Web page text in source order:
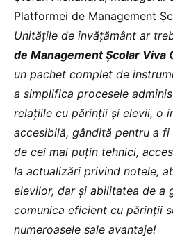
Platformei de Management
Unitățile de învățământ ar
de Management Școlar Viva
un pachet complet de
a simplifica procesele
relațiile cu părinții și elevii, o
accesibilă, gândită pentru a
de cei mai puțin tehnici,
la actualizări privind notele,
elevilor, dar și abilitatea de a
comunica eficient cu părinții
numeroasele sale avantaje!